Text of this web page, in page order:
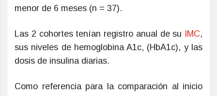
menor de 6 meses (n = 37).
Las 2 cohortes tenían registro anual de su IMC,
sus niveles de hemoglobina A1c, (HbA1c), y las
dosis de insulina diarias.
Como referencia para la comparación al inicio